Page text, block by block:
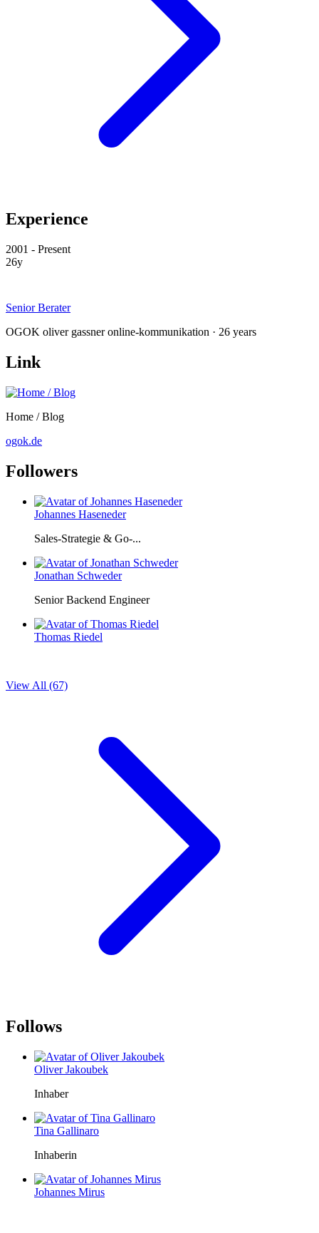
Experience
2001 - Present
26y
Senior Berater
OGOK oliver gassner online-kommunikation · 26 years
Link
Home / Blog
ogok.de
Followers
Johannes Haseneder
Sales-Strategie & Go-...
Jonathan Schweder
Senior Backend Engineer
Thomas Riedel
View All (67)
Follows
Oliver Jakoubek
Inhaber
Tina Gallinaro
Inhaberin
Johannes Mirus